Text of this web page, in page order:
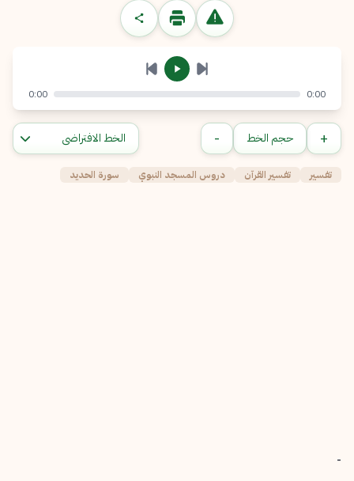
إرسال إلغاء
0:00
0:00
+ حجم الخط -
تفسير تفسير القرآن دروس المسجد النبوي سورة الحديد
-